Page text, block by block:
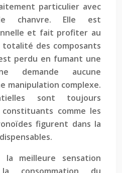
particulier avec
chanvre. Elle est
et fait profiter au
totalité des composants
perdu en fumant une
demande aucune
manipulation complexe.
sont toujours
constituants comme les
figurent dans la
meilleure sensation